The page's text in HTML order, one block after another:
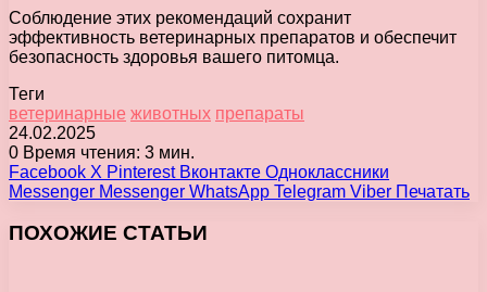
Соблюдение этих рекомендаций сохранит
эффективность ветеринарных препаратов и обеспечит
безопасность здоровья вашего питомца.
Теги
ветеринарные животных препараты
24.02.2025
0 Время чтения: 3 мин.
Facebook X Pinterest Вконтакте Одноклассники
Messenger Messenger WhatsApp Telegram Viber Печатать
ПОХОЖИЕ СТАТЬИ